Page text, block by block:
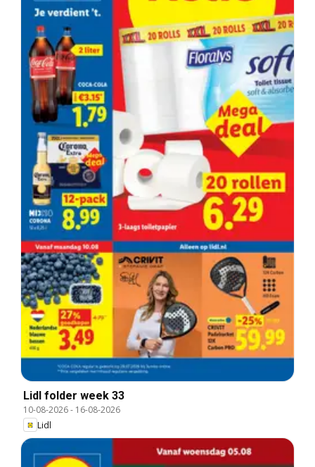
Lidl folder week 33
10-08-2026- 16-08-2026
Lidl